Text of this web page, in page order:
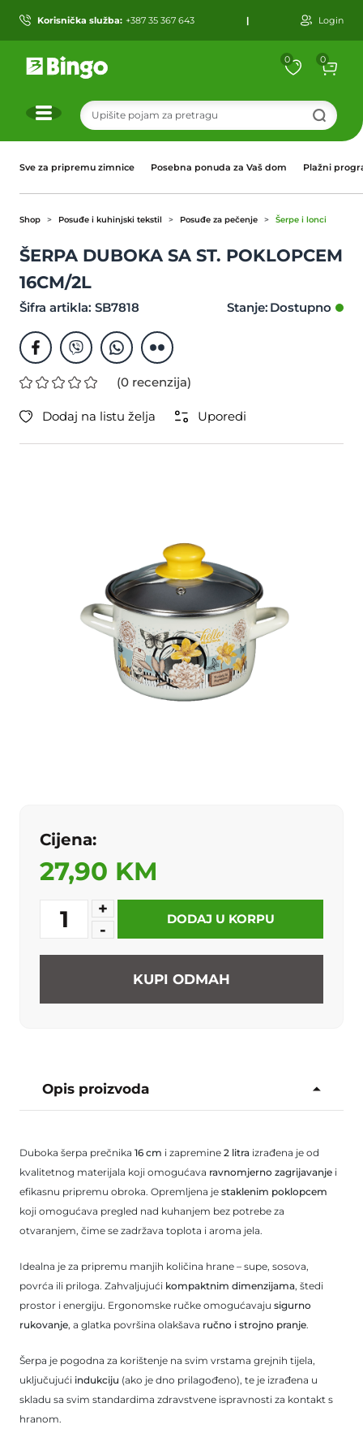
Korisnička služba: +387 35 367 643 | Login
0 0
Sve za pripremu zimnice Posebna ponuda za Vaš dom Plažni
Shop Posuđe i kuhinjski tekstil Posuđe za pečenje Šerpe i lonci
ŠERPA DUBOKA SA ST. POKLOPCEM
16CM/2L
Šifra artikla: SB7818 Stanje:
(0 recenzija)
Dodaj na listu želja Uporedi
Cijena:
27,90 KM
1
+
-
DODAJ U KORPU
KUPI ODMAH
Opis proizvoda
Duboka šerpa prečnika 16 cm i zapremine 2 litra izrađena je od
kvalitetnog materijala koji omogućava ravnomjerno zagrijavanje i
efikasnu pripremu obroka. Opremljena je staklenim poklopcem
koji omogućava pregled nad kuhanjem bez potrebe za
otvaranjem, čime se zadržava toplota i aroma jela.
Idealna je za pripremu manjih količina hrane – supe, sosova,
povrća ili priloga. Zahvaljujući kompaktnim dimenzijama, štedi
prostor i energiju. Ergonomske ručke omogućavaju sigurno
rukovanje, a glatka površina olakšava ručno i strojno pranje.
Šerpa je pogodna za korištenje na svim vrstama grejnih tijela,
uključujući indukciju (ako je dno prilagođeno), te je izrađena u
skladu sa svim standardima zdravstvene ispravnosti za kontakt s
hranom.